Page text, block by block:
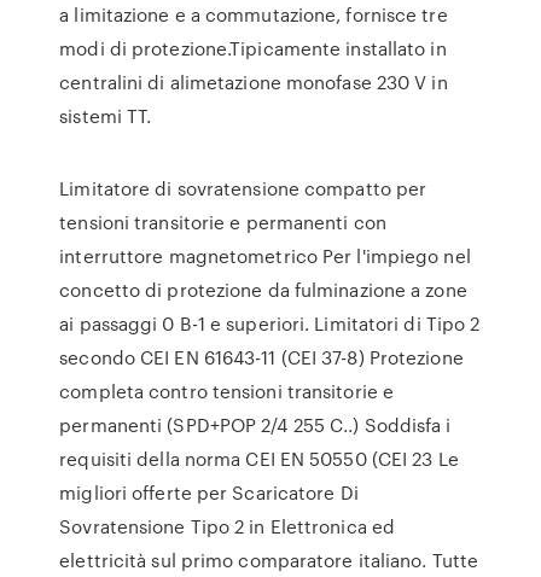
a limitazione e a commutazione, fornisce tre
modi di protezione.Tipicamente installato in
centralini di alimetazione monofase 230 V in
sistemi TT.
Limitatore di sovratensione compatto per
tensioni transitorie e permanenti con
interruttore magnetometrico Per l'impiego nel
concetto di protezione da fulminazione a zone
ai passaggi 0 B-1 e superiori. Limitatori di Tipo 2
secondo CEI EN 61643-11 (CEI 37-8) Protezione
completa contro tensioni transitorie e
permanenti (SPD+POP 2/4 255 C..) Soddisfa i
requisiti della norma CEI EN 50550 (CEI 23 Le
migliori offerte per Scaricatore Di
Sovratensione Tipo 2 in Elettronica ed
elettricità sul primo comparatore italiano. Tutte